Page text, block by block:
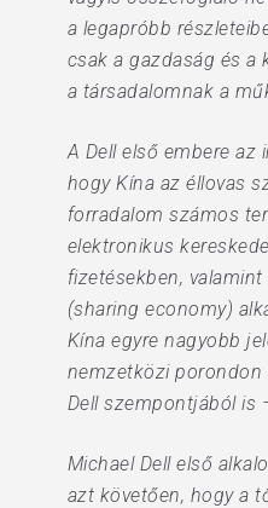
a legapróbb
csak a gazdaság és a
a társadalomnak a
A Dell első embere az
hogy Kína az éllovas
forradalom számos
elektronikus
fizetésekben,
(sharing economy)
Kína egyre nagyobb
nemzetközi porondon
Dell szempontjából is
Michael Dell első
azt követően, hogy a